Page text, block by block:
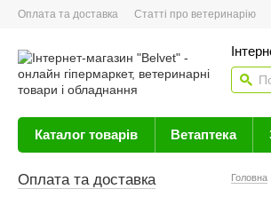
Оплата та доставка Статті про ветеринарію
Каталог товарів Ветаптека
Головна
Оплата та доставка